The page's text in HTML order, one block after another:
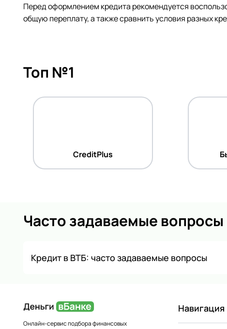
Перед оформлением кредита рекомендуется
общую переплату, а также сравнить условия разных
Топ №1
CreditPlus
Часто задаваемые вопросы
Кредит в ВТБ: часто задаваемые вопросы
Онлайн-сервис подбора финансовых
Навигация